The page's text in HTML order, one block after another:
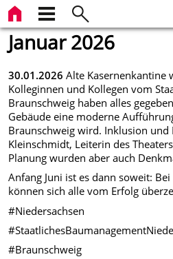
Januar 2026
30.01.2026 Alte Kasernenkantine
Kolleginnen und Kollegen vom
Braunschweig haben alles
Gebäude eine moderne
Braunschweig wird. Inklusion
Kleinschmidt, Leiterin des
Planung wurden aber auch
Anfang Juni ist es dann soweit:
können sich alle vom Erfolg
#Niedersachsen
#Braunschweig